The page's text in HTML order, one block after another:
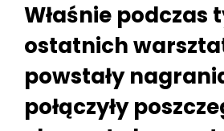
Właśnie podczas
ostatnich
powstały
połączyły